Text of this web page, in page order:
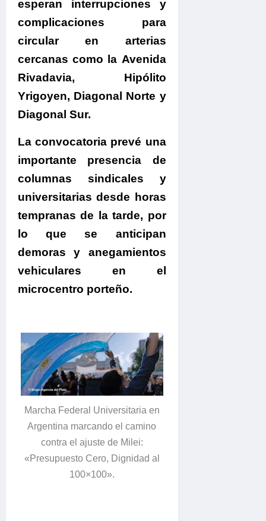
esperan interrupciones y
complicaciones para
circular en arterias
cercanas como la Avenida
Rivadavia, Hipólito
Yrigoyen, Diagonal Norte y
Diagonal Sur.
La convocatoria prevé una
importante presencia de
columnas sindicales y
universitarias desde horas
tempranas de la tarde, por
lo que se anticipan
demoras y anegamientos
vehiculares en el
microcentro porteño.
Marcha Federal Universitaria en
Argentina marcando el camino
contra el ajuste de Milei:
«Presupuesto Cero, Dignidad al
100×100».